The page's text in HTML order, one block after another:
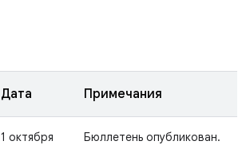
Дата Примечания
1 октября
Бюллетень опубликован.